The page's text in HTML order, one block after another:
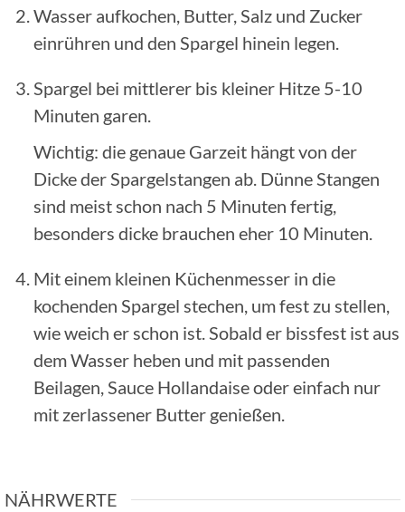
Wasser aufkochen, Butter, Salz und Zucker
einrühren und den Spargel hinein legen.
Spargel bei mittlerer bis kleiner Hitze 5-10
Minuten garen.
Wichtig: die genaue Garzeit hängt von der
Dicke der Spargelstangen ab. Dünne Stangen
sind meist schon nach 5 Minuten fertig,
besonders dicke brauchen eher 10 Minuten.
Mit einem kleinen Küchenmesser in die
kochenden Spargel stechen, um fest zu stellen,
wie weich er schon ist. Sobald er bissfest ist aus
dem Wasser heben und mit passenden
Beilagen, Sauce Hollandaise oder einfach nur
mit zerlassener Butter genießen.
NÄHRWERTE